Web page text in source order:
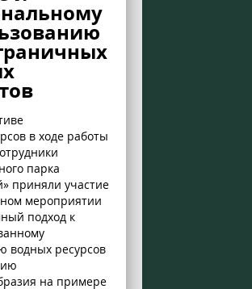
в ходе работы
парка
приняли участие
мероприятии
подход к
водных ресурсов
на примере